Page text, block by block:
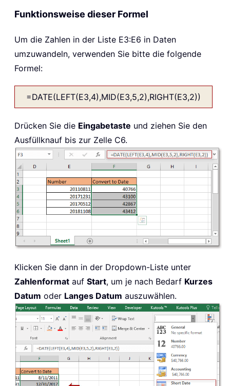
Funktionsweise dieser Formel
Um die Zahlen in der Liste E3:E6 in Daten
umzuwandeln, verwenden Sie bitte die folgende
Formel:
=DATE(LEFT(E3,4),MID(E3,5,2),RIGHT(E3,2))
Drücken Sie die Eingabetaste und ziehen Sie den
Ausfüllknauf bis zur Zelle C6.
Klicken Sie dann in der Dropdown-Liste unter
Zahlenformat auf Start, um je nach Bedarf Kurzes
Datum oder Langes Datum auszuwählen.